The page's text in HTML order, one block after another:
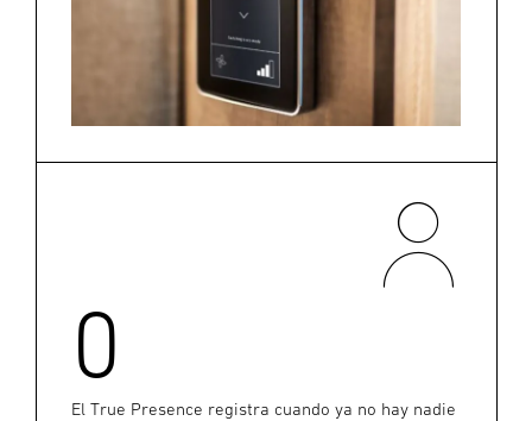
0
El True Presence registra cuando ya no hay nadie